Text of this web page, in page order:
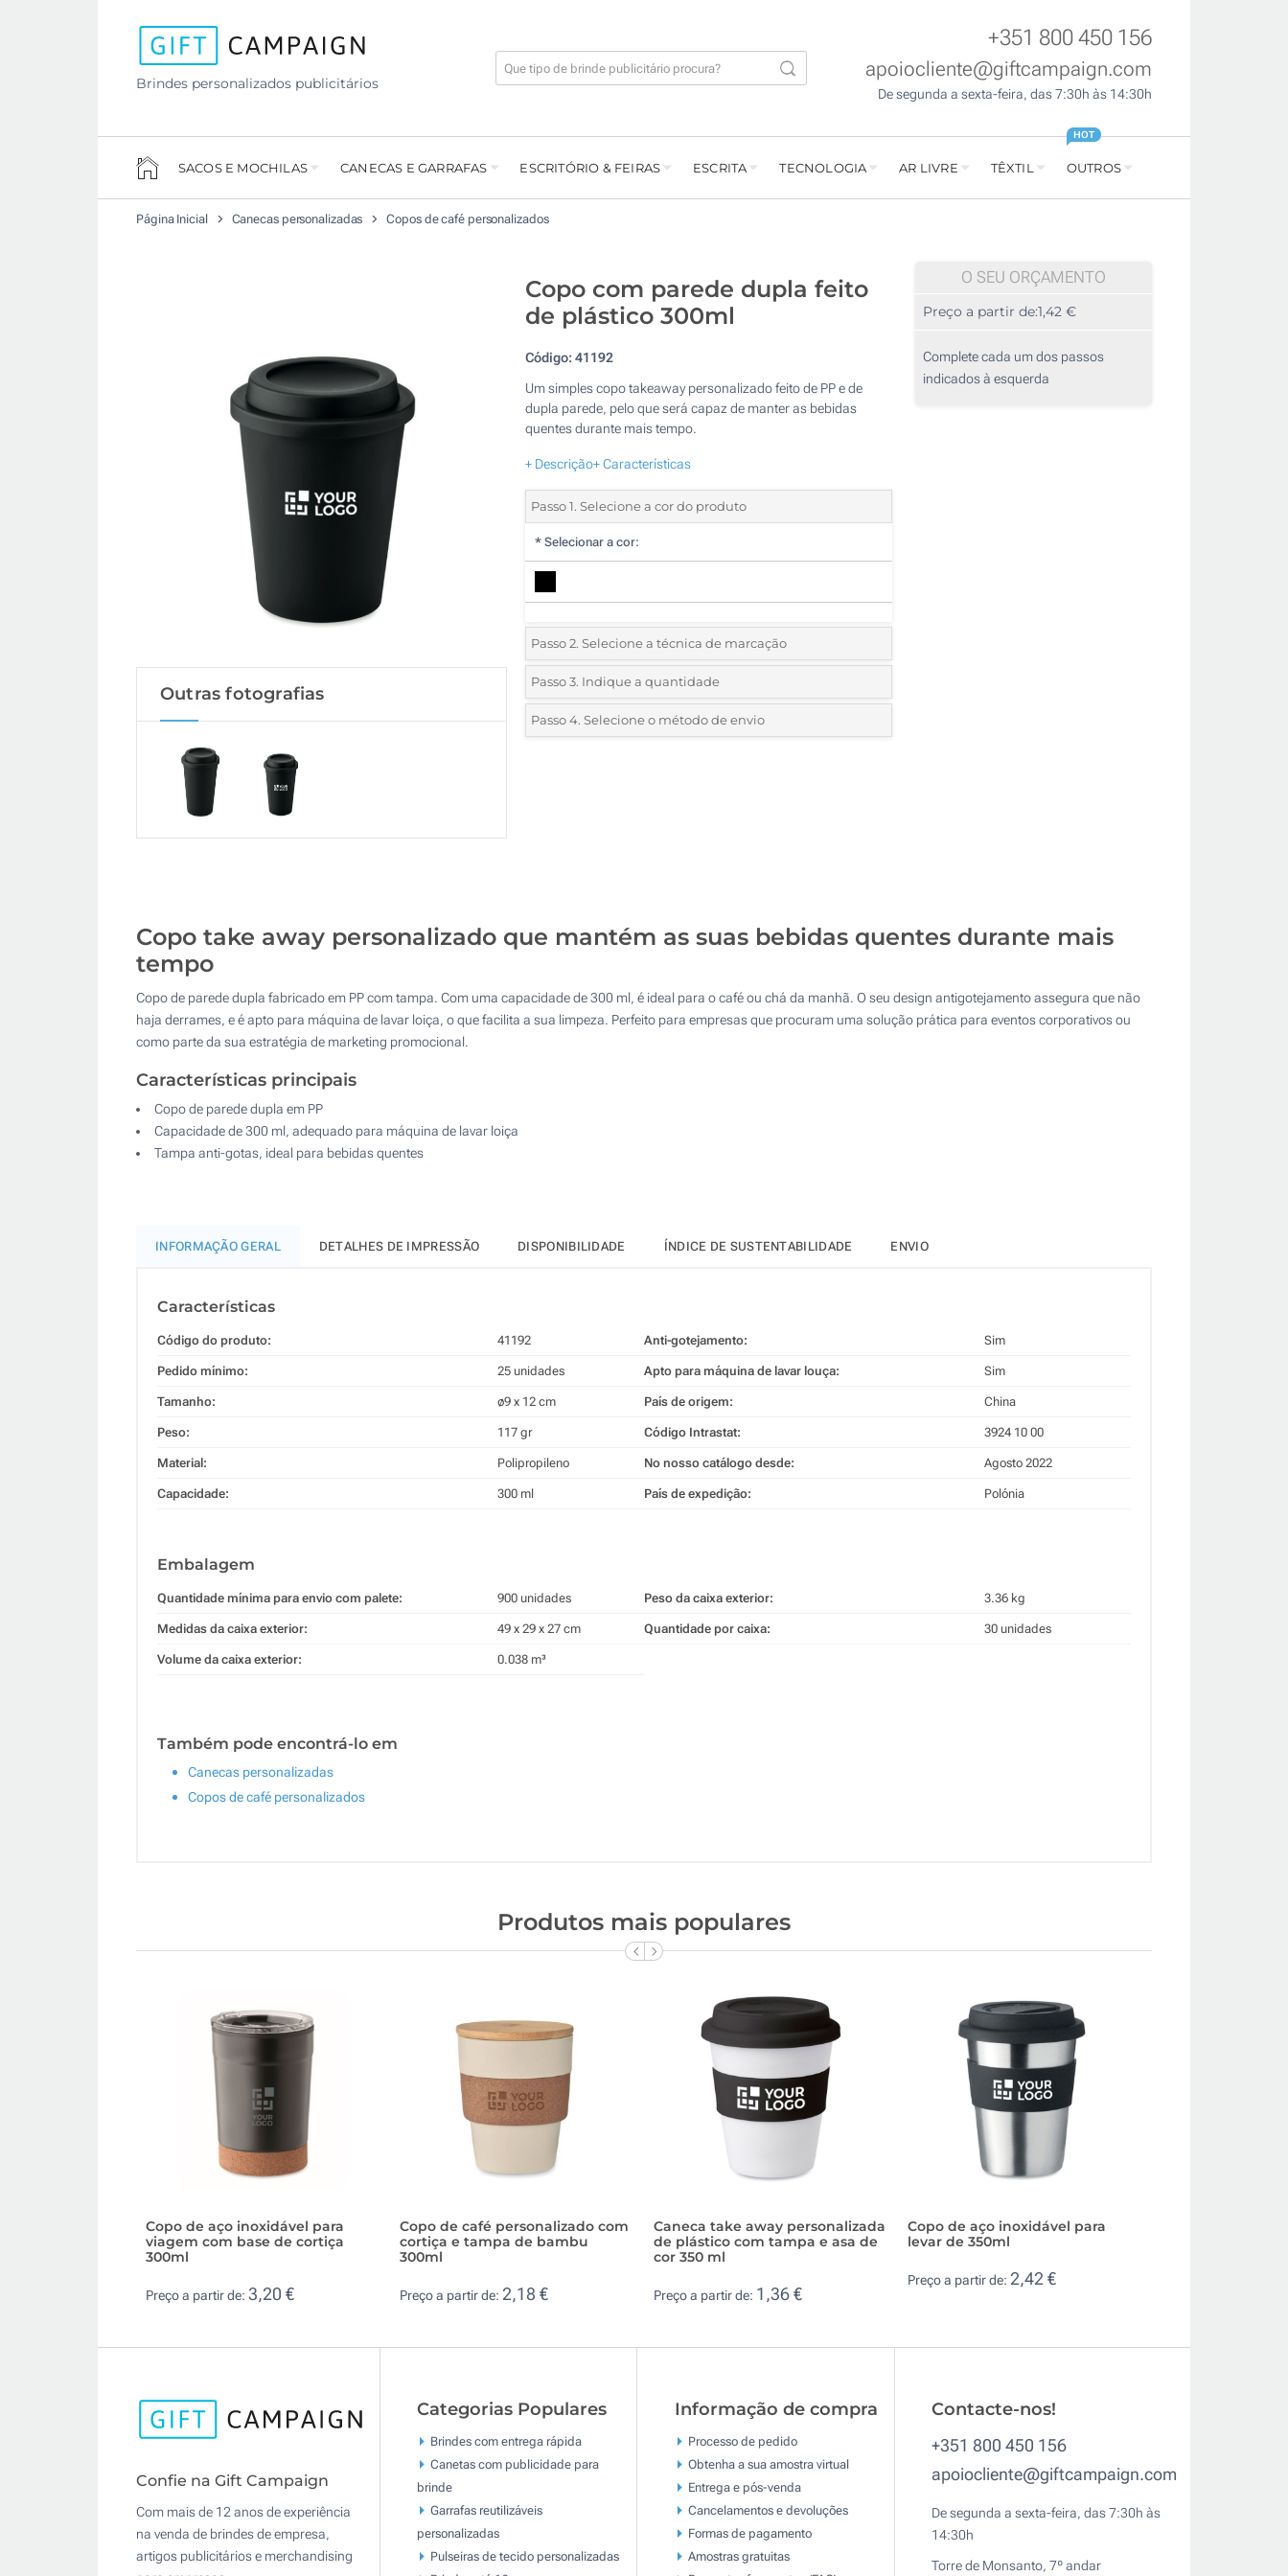
Brindes personalizados publicitários
+351 800 450 156
apoiocliente@giftcampaign.com
De segunda a sexta-feira, das 7:30h às 14:30h
SACOS E MOCHILAS CANECAS E GARRAFAS ESCRITÓRIO & FEIRAS ESCRITA TECNOLOGIA AR LIVRE TÊXTIL OUTROS
HOT
Página Inicial Canecas personalizadas Copos de café personalizados
Outras fotografias
Copo com parede dupla feito
de plástico 300ml
Código:41192
Um simples copo takeaway personalizado feito de PP e de
dupla parede, pelo que será capaz de manter as bebidas
quentes durante mais tempo.
+ Descrição+ Características
Passo 1. Selecione a cor do produto
* Selecionar a cor:
Passo 2. Selecione a técnica de marcação
*Selecione o tipo de marcação e as cores do logotipo:
1 Cor (Num lado)
Sem impressão
Passo 3. Indique a quantidade
*Quantidade mínima:25
500
Passo 4. Selecione o método de envio
O SEU ORÇAMENTO
Preço a partir de:1,42 €
Complete cada um dos passos
indicados à esquerda
Copo take away personalizado que mantém as suas bebidas quentes durante mais
tempo
Copo de parede dupla fabricado em PP com tampa. Com uma capacidade de 300 ml, é ideal para o café ou chá da manhã. O seu design antigotejamento assegura que não
haja derrames, e é apto para máquina de lavar loiça, o que facilita a sua limpeza. Perfeito para empresas que procuram uma solução prática para eventos corporativos ou
como parte da sua estratégia de marketing promocional.
Características principais
Copo de parede dupla em PP
Capacidade de 300 ml, adequado para máquina de lavar loiça
Tampa anti-gotas, ideal para bebidas quentes
INFORMAÇÃO GERAL DETALHES DE IMPRESSÃO DISPONIBILIDADE ÍNDICE DE SUSTENTABILIDADE ENVIO
Características
Código do produto: 41192
Pedido mínimo: 25 unidades
Tamanho: ø9 x 12 cm
Peso: 117 gr
Material: Polipropileno
Capacidade: 300 ml
Anti-gotejamento: Sim
Apto para máquina de lavar louça: Sim
País de origem: China
Código Intrastat: 3924 10 00
No nosso catálogo desde: Agosto 2022
País de expedição: Polónia
Embalagem
Quantidade mínima para envio com palete: 900 unidades
Medidas da caixa exterior: 49 x 29 x 27 cm
Volume da caixa exterior: 0.038 m³
Peso da caixa exterior: 3.36 kg
Quantidade por caixa: 30 unidades
Também pode encontrá-lo em
Canecas personalizadas
Copos de café personalizados
Produtos mais populares
Copo de aço inoxidável para
viagem com base de cortiça
300ml
Preço a partir de: 3,20 €
Copo de café personalizado com
cortiça e tampa de bambu
300ml
Preço a partir de: 2,18 €
Caneca take away personalizada
de plástico com tampa e asa de
cor 350 ml
Preço a partir de: 1,36 €
Copo de aço inoxidável para
levar de 350ml
Preço a partir de: 2,42 €
Confie na Gift Campaign
Com mais de 12 anos de experiência
na venda de brindes de empresa,
artigos publicitários e merchandising
Categorias Populares
Brindes com entrega rápida
Canetas com publicidade para
brinde
Garrafas reutilizáveis
personalizadas
Pulseiras de tecido personalizadas
Informação de compra
Processo de pedido
Obtenha a sua amostra virtual
Entrega e pós-venda
Cancelamentos e devoluções
Formas de pagamento
Amostras gratuitas
Contacte-nos!
+351 800 450 156
apoiocliente@giftcampaign.com
De segunda a sexta-feira, das 7:30h às
14:30h
Torre de Monsanto, 7º andar